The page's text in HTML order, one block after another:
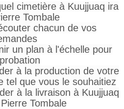
cimetière à Kuujjuaq ira
Tombale
chacun de vos
un plan à l'échelle pour
à la production de votre
tel que vous le souhaitiez
à la livraison à Kuujjuaq
Tombale